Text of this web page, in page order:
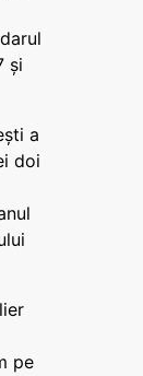
și
a
doi
pe